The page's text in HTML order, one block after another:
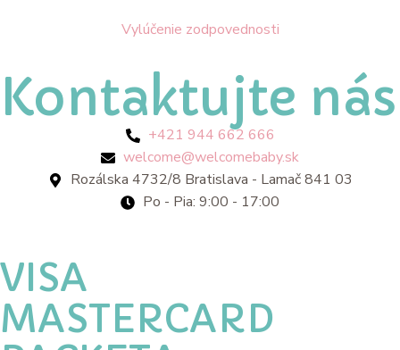
Vylúčenie zodpovednosti
Kontaktujte nás
+421 944 662 666
welcome@welcomebaby.sk
Rozálska 4732/8 Bratislava - Lamač 841 03
Po - Pia: 9:00 - 17:00
VISA
MASTERCARD